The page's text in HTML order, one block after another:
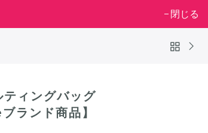
閉じる
ティングバッグ
ランド商品】